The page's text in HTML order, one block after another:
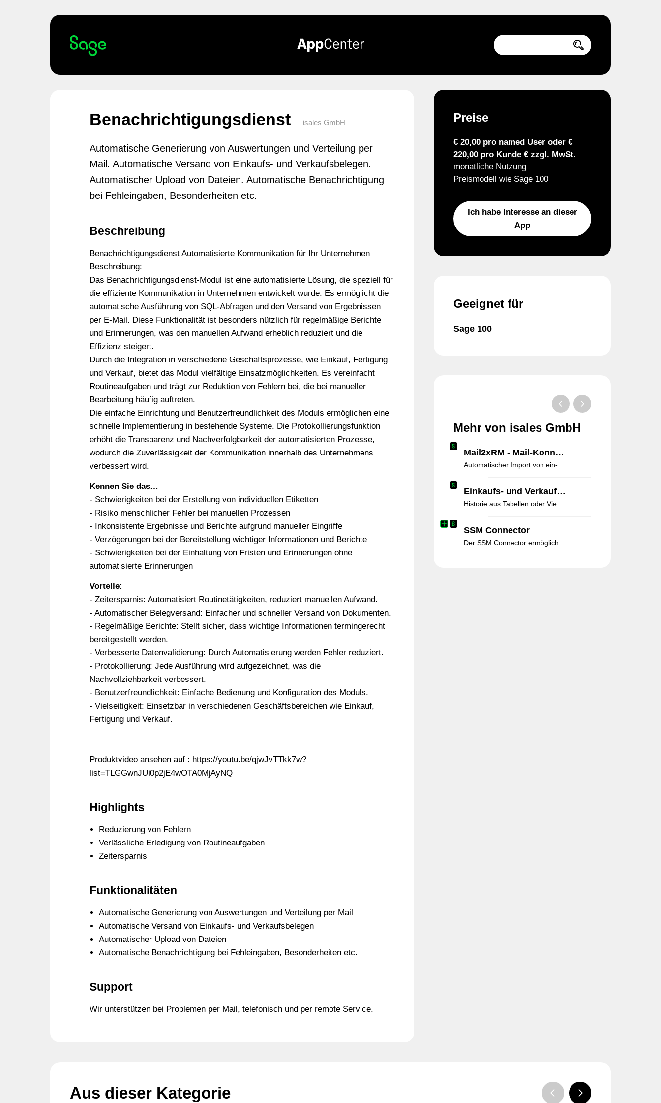
Benachrichtigungsdienst isales GmbH
Automatische Generierung von Auswertungen und Verteilung per
Mail. Automatische Versand von Einkaufs- und Verkaufsbelegen.
Automatischer Upload von Dateien. Automatische Benachrichtigung
bei Fehleingaben, Besonderheiten etc.
Beschreibung
Benachrichtigungsdienst Automatisierte Kommunikation für Ihr Unternehmen
Beschreibung:
Das Benachrichtigungsdienst-Modul ist eine automatisierte Lösung, die speziell für
die effiziente Kommunikation in Unternehmen entwickelt wurde. Es ermöglicht die
automatische Ausführung von SQL-Abfragen und den Versand von Ergebnissen
per E-Mail. Diese Funktionalität ist besonders nützlich für regelmäßige Berichte
und Erinnerungen, was den manuellen Aufwand erheblich reduziert und die
Effizienz steigert.
Durch die Integration in verschiedene Geschäftsprozesse, wie Einkauf, Fertigung
und Verkauf, bietet das Modul vielfältige Einsatzmöglichkeiten. Es vereinfacht
Routineaufgaben und trägt zur Reduktion von Fehlern bei, die bei manueller
Bearbeitung häufig auftreten.
Die einfache Einrichtung und Benutzerfreundlichkeit des Moduls ermöglichen eine
schnelle Implementierung in bestehende Systeme. Die Protokollierungsfunktion
erhöht die Transparenz und Nachverfolgbarkeit der automatisierten Prozesse,
wodurch die Zuverlässigkeit der Kommunikation innerhalb des Unternehmens
verbessert wird.
Kennen Sie das…
- Schwierigkeiten bei der Erstellung von individuellen Etiketten
- Risiko menschlicher Fehler bei manuellen Prozessen
- Inkonsistente Ergebnisse und Berichte aufgrund manueller Eingriffe
- Verzögerungen bei der Bereitstellung wichtiger Informationen und Berichte
- Schwierigkeiten bei der Einhaltung von Fristen und Erinnerungen ohne
automatisierte Erinnerungen
Vorteile:
- Zeitersparnis: Automatisiert Routinetätigkeiten, reduziert manuellen Aufwand.
- Automatischer Belegversand: Einfacher und schneller Versand von Dokumenten.
- Regelmäßige Berichte: Stellt sicher, dass wichtige Informationen termingerecht
bereitgestellt werden.
- Verbesserte Datenvalidierung: Durch Automatisierung werden Fehler reduziert.
- Protokollierung: Jede Ausführung wird aufgezeichnet, was die
Nachvollziehbarkeit verbessert.
- Benutzerfreundlichkeit: Einfache Bedienung und Konfiguration des Moduls.
- Vielseitigkeit: Einsetzbar in verschiedenen Geschäftsbereichen wie Einkauf,
Fertigung und Verkauf.
Produktvideo ansehen auf : https://youtu.be/qjwJvTTkk7w?
list=TLGGwnJUi0p2jE4wOTA0MjAyNQ
Highlights
Reduzierung von Fehlern
Verlässliche Erledigung von Routineaufgaben
Zeitersparnis
Funktionalitäten
Automatische Generierung von Auswertungen und Verteilung per Mail
Automatische Versand von Einkaufs- und Verkaufsbelegen
Automatischer Upload von Dateien
Automatische Benachrichtigung bei Fehleingaben, Besonderheiten etc.
Support
Wir unterstützen bei Problemen per Mail, telefonisch und per remote Service.
Preise
€ 20,00 pro named User oder €
220,00 pro Kunde € zzgl. MwSt.
monatliche Nutzung
Preismodell wie Sage 100
Ich habe Interesse an dieser
App
Geeignet für
Sage 100
Mehr von isales GmbH
Mail2xRM - Mail-Konnektor zum Sage
Einkaufs- und Verkaufshistorie
SSM Connector
Aus dieser Kategorie